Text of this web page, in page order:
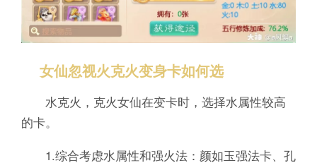
女仙忽视火克火变身卡如何选
水克火，克火女仙在变卡时，选择水属性较高
的卡。
1.综合考虑水属性和强火法：颜如玉强法卡、孔